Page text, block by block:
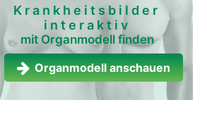
Krankheitsbilder
interaktiv
mit Organmodell finden
Organmodell anschauen